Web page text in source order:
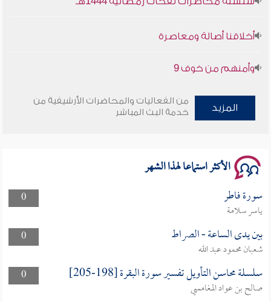
المزيد
من الفعاليات والمحاضرات الأرشيفية من
خدمة البث المباشر
الأكثر استماعا لهذا الشهر
0 سورة فاطر
ياسر سلامة
0
بين يدى الساعة - الصراط
شعبان محمود عبد الله
0
سلسلة محاسن التأويل تفسير سورة البقرة [198-205]
صالح بن عواد المغامسي